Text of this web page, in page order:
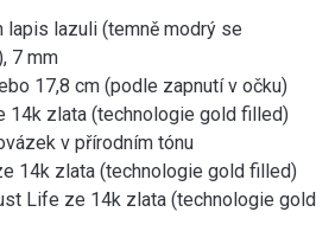
lapis lazuli (temně modrý se
7 mm
17,8 cm (podle zapnutí v očku)
14k zlata (technologie gold filled)
v přírodním tónu
14k zlata (technologie gold filled)
Life ze 14k zlata (technologie gold